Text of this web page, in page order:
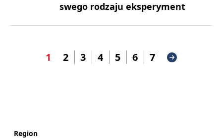
swego rodzaju eksperyment
1 2 3 4 5 6 7
Region